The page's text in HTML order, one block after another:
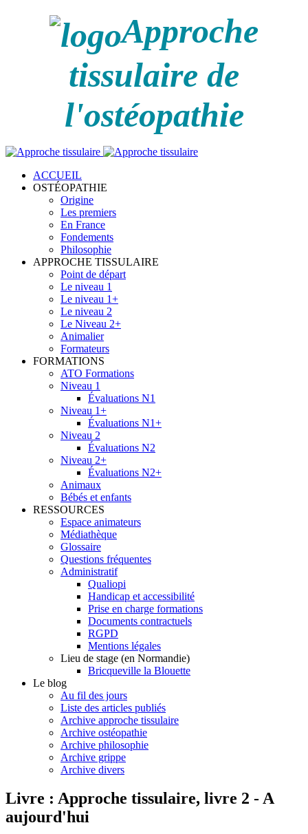
Approche
tissulaire de
l'ostéopathie
ACCUEIL
OSTÉOPATHIE
Origine
Les premiers
En France
Fondements
Philosophie
APPROCHE TISSULAIRE
Point de départ
Le niveau 1
Le niveau 1+
Le niveau 2
Le Niveau 2+
Animalier
Formateurs
FORMATIONS
ATO Formations
Niveau 1
Évaluations N1
Niveau 1+
Évaluations N1+
Niveau 2
Évaluations N2
Niveau 2+
Évaluations N2+
Animaux
Bébés et enfants
RESSOURCES
Espace animateurs
Médiathèque
Glossaire
Questions fréquentes
Administratif
Qualiopi
Handicap et accessibilité
Prise en charge formations
Documents contractuels
RGPD
Mentions légales
Lieu de stage (en Normandie)
Bricqueville la Blouette
Le blog
Au fil des jours
Liste des articles publiés
Archive approche tissulaire
Archive ostéopathie
Archive philosophie
Archive grippe
Archive divers
Livre : Approche tissulaire, livre 2 - A
aujourd'hui